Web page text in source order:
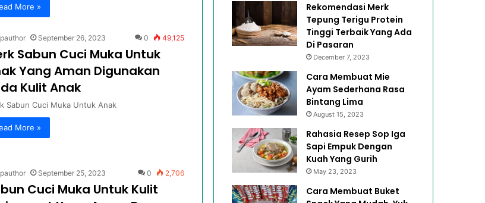
More »
September 26, 2023 0 49,125
Sabun Cuci Muka Untuk
Yang Aman Digunakan
Kulit Anak
Sabun Cuci Muka Untuk Anak
More »
September 25, 2023 0 2,706
Cuci Muka Untuk Kulit
Rekomendasi Merk
Tepung Terigu Protein
Tinggi Terbaik Yang Ada
Di Pasaran
December 7, 2023
Cara Membuat Mie
Ayam Sederhana Rasa
Bintang Lima
August 15, 2023
Rahasia Resep Sop Iga
Sapi Empuk Dengan
Kuah Yang Gurih
May 23, 2023
Cara Membuat Buket